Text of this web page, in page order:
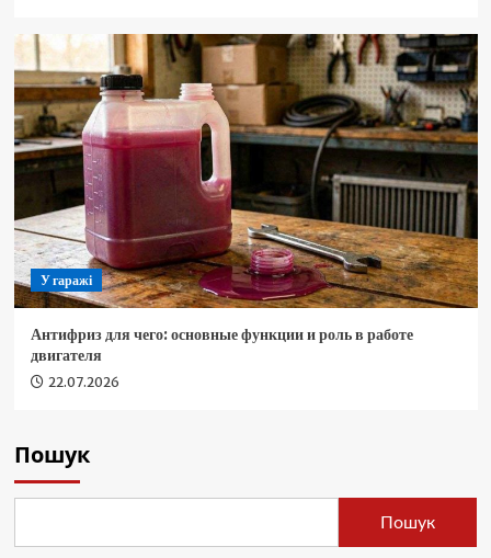
У гаражі
Антифриз для чего: основные функции и роль в работе
двигателя
22.07.2026
Пошук
Пошук